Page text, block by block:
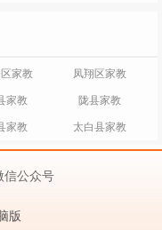
家教 凤翔区家教
家教 陇县家教
家教 太白县家教
信公众号
版